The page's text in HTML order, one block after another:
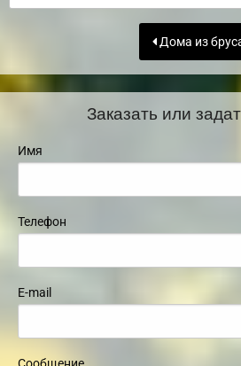
Дома из
Заказать или
Имя
Телефон
E-mail